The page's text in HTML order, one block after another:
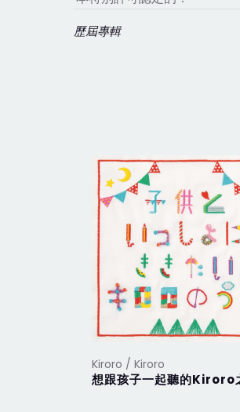
歷屆專輯
Kiroro / Kiroro
想跟孩子一起聽的Kiroro